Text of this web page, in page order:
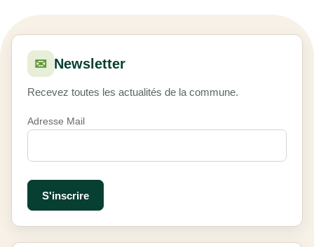
✉ Newsletter
Recevez toutes les actualités de la commune.
Adresse Mail